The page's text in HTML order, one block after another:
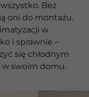
Bez
oni do montażu.
w
i sprawnie –
się chłodnym
swoim domu.